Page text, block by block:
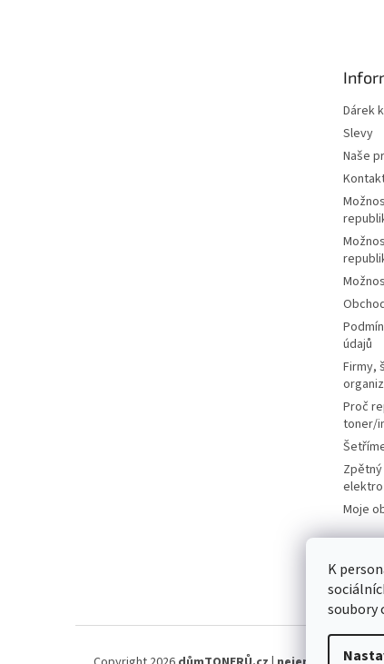
K
soubory
Dárek
Slevy
Naše
údajů
Firmy,
Proč
toner/
Moje